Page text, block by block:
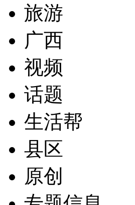
旅游
广西
视频
话题
生活帮
县区
原创